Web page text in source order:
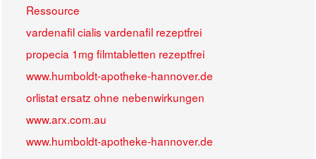
Ressource
vardenafil cialis vardenafil rezeptfrei
propecia 1mg filmtabletten rezeptfrei
www.humboldt-apotheke-hannover.de
orlistat ersatz ohne nebenwirkungen
www.arx.com.au
www.humboldt-apotheke-hannover.de